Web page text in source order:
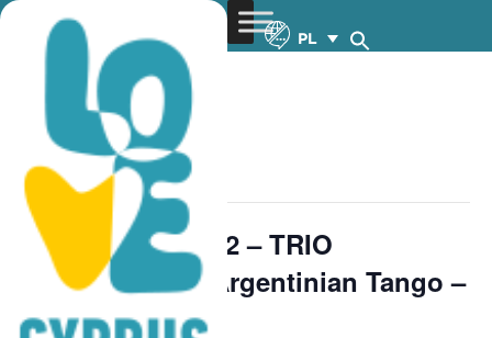
PL
« Wszystkie Wydarzenia
wydarzenie już minęło.
Chamber Music 2 – TRIO
MILONGUERO Argentinian Tango –
9.11.2025